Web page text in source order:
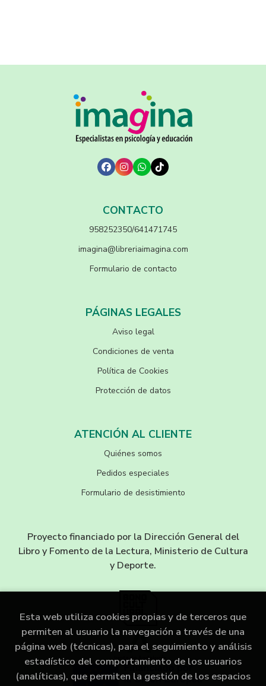
CONTACTO
958252350/641471745
imagina@libreriaimagina.com
Formulario de contacto
PÁGINAS LEGALES
Aviso legal
Condiciones de venta
Política de Cookies
Protección de datos
ATENCIÓN AL CLIENTE
Quiénes somos
Pedidos especiales
Formulario de desistimiento
Proyecto financiado por la Dirección General del
Libro y Fomento de la Lectura, Ministerio de Cultura
y Deporte.
Esta web utiliza cookies propias y de terceros que
permiten al usuario la navegación a través de una
página web (técnicas), para el seguimiento y análisis
estadístico del comportamiento de los usuarios
(analíticas), que permiten la gestión de los espacios